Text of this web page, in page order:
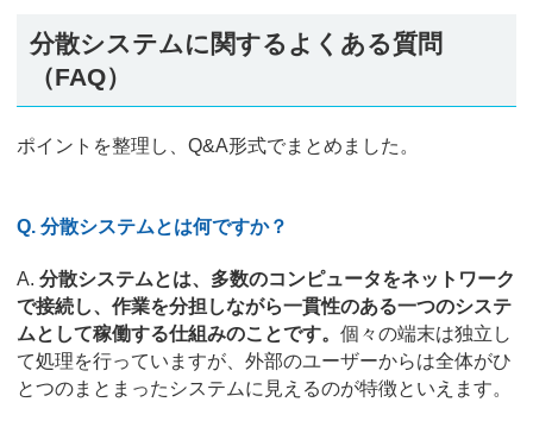
分散システムに関するよくある質問
（FAQ）
ポイントを整理し、Q&A形式でまとめました。
Q. 分散システムとは何ですか？
A. 分散システムとは、多数のコンピュータをネットワーク
で接続し、作業を分担しながら一貫性のある一つのシステ
ムとして稼働する仕組みのことです。 個々の端末は独立し
て処理を行っていますが、外部のユーザーからは全体がひ
とつのまとまったシステムに見えるのが特徴といえます。